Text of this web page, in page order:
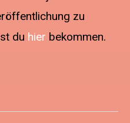
zu
du hier bekommen.